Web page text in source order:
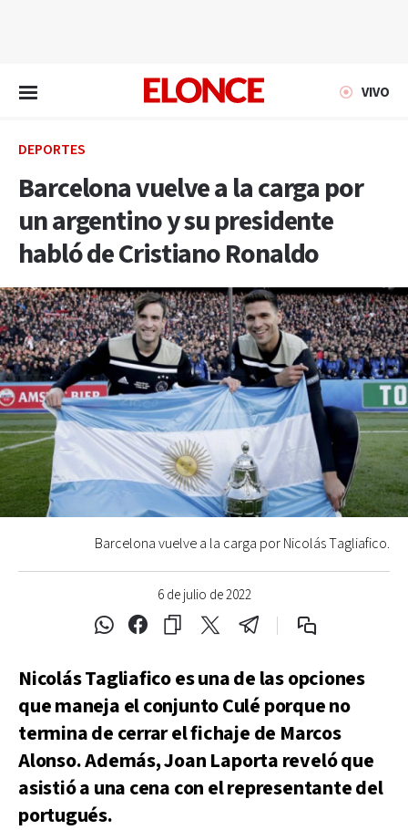
VIVO
DEPORTES
Barcelona vuelve a la carga por
un argentino y su presidente
habló de Cristiano Ronaldo
6 de julio de 2022
Barcelona vuelve a la carga por Nicolás Tagliafico.
Nicolás Tagliafico es una de las opciones
que maneja el conjunto Culé porque no
termina de cerrar el fichaje de Marcos
Alonso. Además, Joan Laporta reveló que
asistió a una cena con el representante del
portugués.